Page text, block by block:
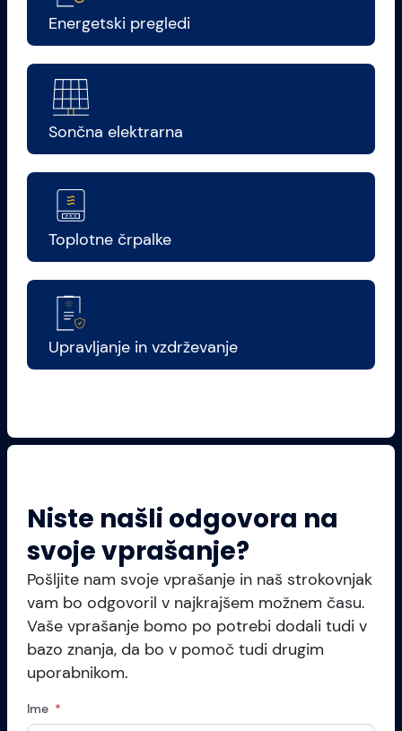
Energetski pregledi
Sončna elektrarna
Toplotne črpalke
Upravljanje in vzdrževanje
Niste našli odgovora na
svoje vprašanje?
Pošljite nam svoje vprašanje in naš strokovnjak
vam bo odgovoril v najkrajšem možnem času.
Vaše vprašanje bomo po potrebi dodali tudi v
bazo znanja, da bo v pomoč tudi drugim
uporabnikom.
Ime